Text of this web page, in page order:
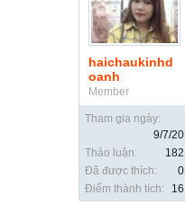
haichaukinhd
oanh
Member
Tham gia ngày:
9/7/20
Thảo luận:
182
Đã được thích:
0
Điểm thành tích:
16